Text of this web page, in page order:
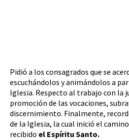
Pidió a los consagrados que se
escuchándolos y animándolos a
Iglesia. Respecto al trabajo con la
promoción de las vocaciones,
discernimiento. Finalmente,
de la Iglesia, la cual inició el
recibido el Espíritu Santo.